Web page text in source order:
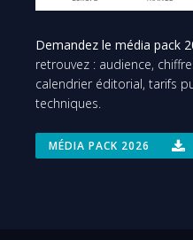
Demandez le média pack
retrouvez : audience,
calendrier éditorial, tarifs
techniques.
MÉDIA PACK 2026